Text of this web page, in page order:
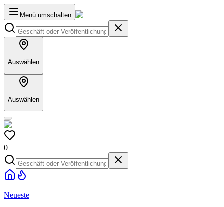
Menü umschalten
Auswählen
Auswählen
0
Neueste